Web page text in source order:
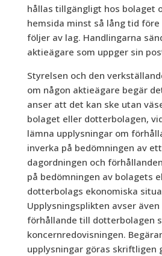
hållas tillgängligt hos bolaget
hemsida minst så lång tid
följer av lag. Handlingarna
aktieägare som uppger sin
Styrelsen och den
om någon aktieägare begär
anser att det kan ske utan
bolaget eller dotterbolagen,
lämna upplysningar om
inverka på bedömningen av
dagordningen och
på bedömningen av bolagets
dotterbolags ekonomiska
Upplysningsplikten avser
förhållande till dotterbolagen
koncernredovisningen.
upplysningar göras skriftligen